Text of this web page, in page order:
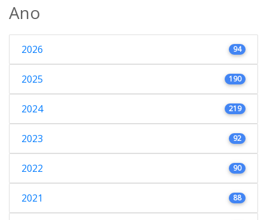
Ano
2026 94
2025 190
2024 219
2023 92
2022 90
2021 88